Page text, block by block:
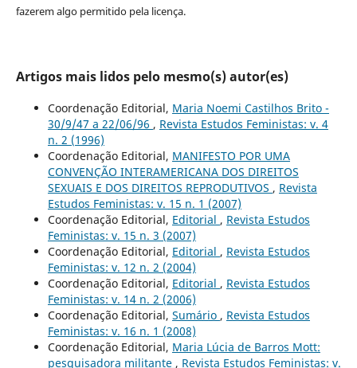
fazerem algo permitido pela licença.
Artigos mais lidos pelo mesmo(s) autor(es)
Coordenação Editorial, Maria Noemi Castilhos Brito -
30/9/47 a 22/06/96 , Revista Estudos Feministas: v. 4
n. 2 (1996)
Coordenação Editorial, MANIFESTO POR UMA
CONVENÇÃO INTERAMERICANA DOS DIREITOS
SEXUAIS E DOS DIREITOS REPRODUTIVOS , Revista
Estudos Feministas: v. 15 n. 1 (2007)
Coordenação Editorial, Editorial , Revista Estudos
Feministas: v. 15 n. 3 (2007)
Coordenação Editorial, Editorial , Revista Estudos
Feministas: v. 12 n. 2 (2004)
Coordenação Editorial, Editorial , Revista Estudos
Feministas: v. 14 n. 2 (2006)
Coordenação Editorial, Sumário , Revista Estudos
Feministas: v. 16 n. 1 (2008)
Coordenação Editorial, Maria Lúcia de Barros Mott:
pesquisadora militante , Revista Estudos Feministas: v.